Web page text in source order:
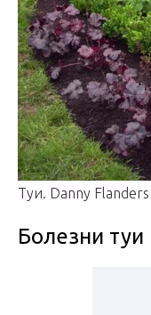
Туи. Danny Flanders
Болезни туи